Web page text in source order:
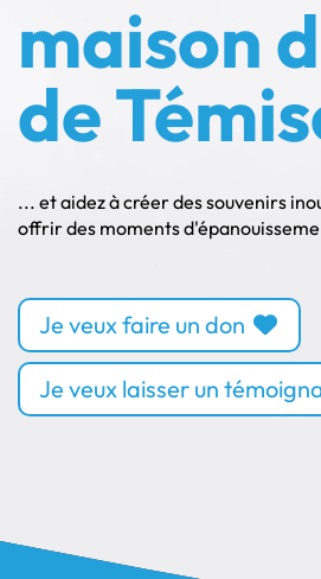
maison
de
... et aidez à créer des souvenirs
offrir des moments
Je veux faire un don
Je veux laisser un